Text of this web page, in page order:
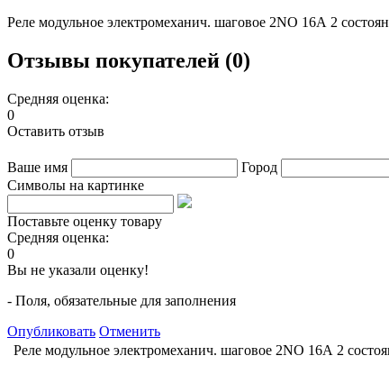
Реле модульное электромеханич. шаговое 2NO 16А 2
Отзывы покупателей (0)
Средняя оценка:
0
Оставить отзыв
Ваше имя Город
Символы на картинке
Поставьте оценку товару
Средняя оценка:
0
Вы не указали оценку!
- Поля, обязательные для заполнения
Опубликовать Отменить
Реле модульное электромеханич. шаговое 2NO 16А 2